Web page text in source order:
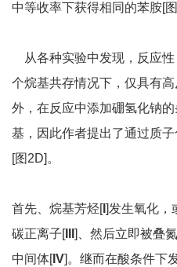
中等收率下获得相同的苯胺[图
从各种实验中发现，反应
个烷基共存情况下，仅具有
外，在反应中添加硼氢化钠
基，因此作者提出了通过质
[图2D]。
首先、烷基芳烃[I]发生氧化，
碳正离子[III ] 、然后立即被叠
中间体[IV]。继而在酸条件下